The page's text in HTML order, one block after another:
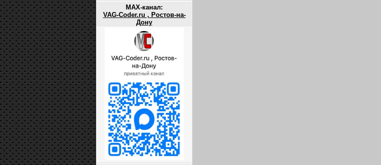
MAX-канал:
VAG-Coder.ru , Ростов-на-
Дону